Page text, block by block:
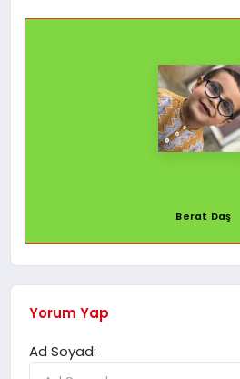
Berat Daş
Yorum Yap
Ad Soyad: